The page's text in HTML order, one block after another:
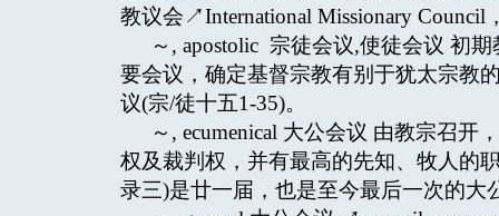
教议会↗International Missionary
～, apostolic 宗徒会议,使徒会议 初
要会议，确定基督宗教有别于犹太宗教
议(宗/徒十五1-35)。
～, ecumenical 大公会议 由教宗召
权及裁判权，并有最高的先知、牧人的
录三)是廿一届，也是至今最后一次的大